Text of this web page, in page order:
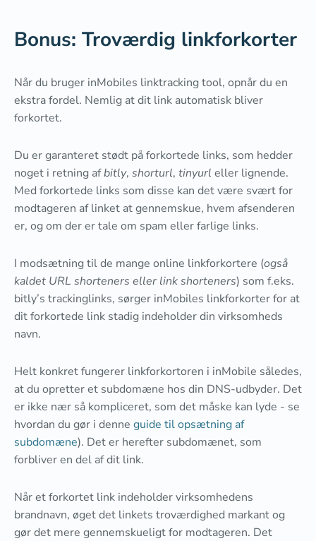
Bonus: Troværdig linkforkorter
Når du bruger inMobiles linktracking tool, opnår du en
ekstra fordel. Nemlig at dit link automatisk bliver
forkortet.
Du er garanteret stødt på forkortede links, som hedder
noget i retning afbitly, shorturl, tinyurl eller lignende.
Med forkortede links som disse kan det være svært for
modtageren af linket at gennemskue, hvem afsenderen
er, og om der er tale om spam eller farlige links.
I modsætning til de mange online linkforkortere (også
kaldet URL shorteners eller link shorteners) som f.eks.
bitly’s trackinglinks, sørger inMobiles linkforkorter for at
dit forkortede link stadig indeholder din virksomheds
navn.
Helt konkret fungerer linkforkortoren i inMobile således,
at du opretter et subdomæne hos din DNS-udbyder. Det
er ikke nær så kompliceret, som det måske kan lyde - se
hvordan du gør i denne guide til opsætning af
subdomæne). Det er herefter subdomænet, som
forbliver en del af dit link.
Når et forkortet link indeholder virksomhedens
brandnavn, øget det linkets troværdighed markant og
gør det mere gennemskueligt for modtageren. Det